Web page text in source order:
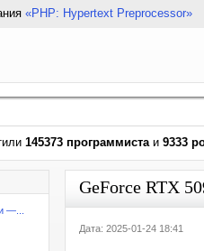
«PHP: Hypertext Preprocessor»
145373 программистаи 9333
—...
GeForce RTX
Дата: 2025-01-24 18:41